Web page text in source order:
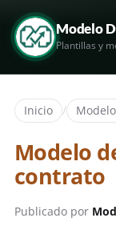
Modelo
Plantillas y
Inicio /
Modelo
contrato
Publicado por